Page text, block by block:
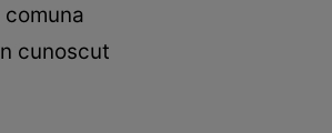
cunoscut